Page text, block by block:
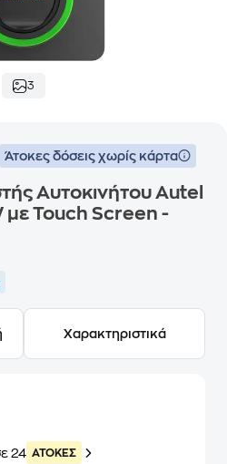
3
Άτοκες δόσεις χωρίς κάρτα
Αυτοκινήτου Autel
με Touch Screen -
Χαρακτηριστικά
24 ATOKEΣ